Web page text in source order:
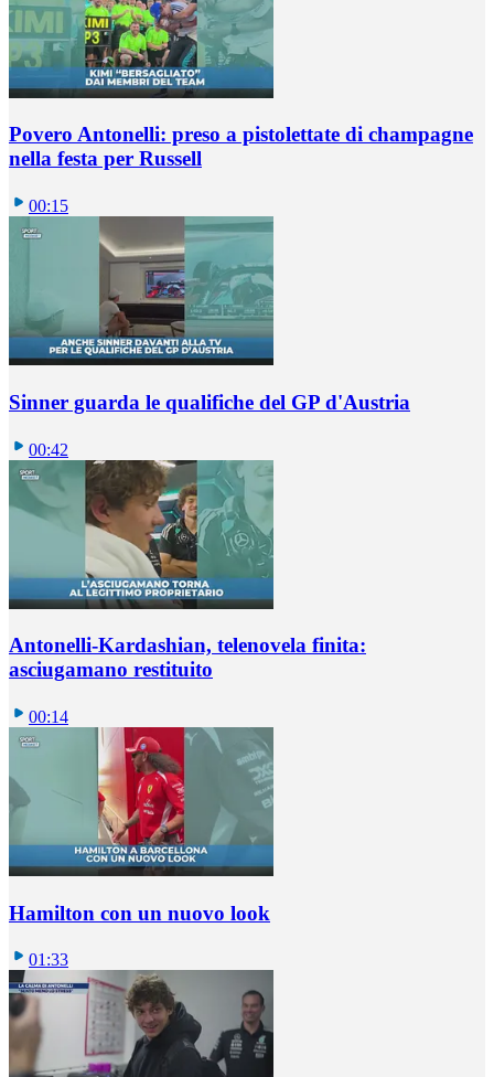
Povero Antonelli: preso a pistolettate di champagne
nella festa per Russell
00:15
Sinner guarda le qualifiche del GP d'Austria
00:42
Antonelli-Kardashian, telenovela finita:
asciugamano restituito
00:14
Hamilton con un nuovo look
01:33